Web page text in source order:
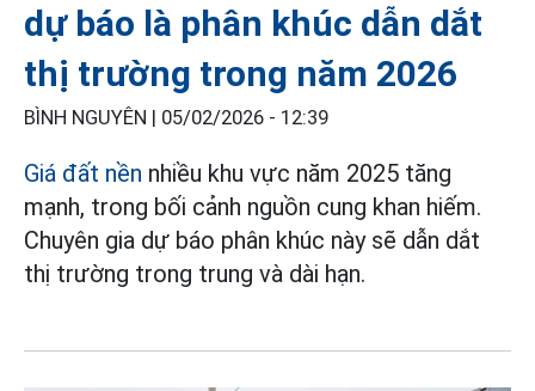
dự báo là phân khúc dẫn dắt
thị trường trong năm 2026
BÌNH NGUYÊN | 05/02/2026 - 12:39
Giá đất nền nhiều khu vực năm 2025 tăng
mạnh, trong bối cảnh nguồn cung khan hiếm.
Chuyên gia dự báo phân khúc này sẽ dẫn dắt
thị trường trong trung và dài hạn.